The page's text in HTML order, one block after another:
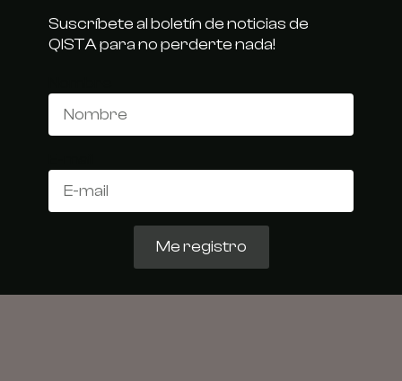
Suscríbete al boletín de noticias de
QISTA para no perderte nada!
Me registro